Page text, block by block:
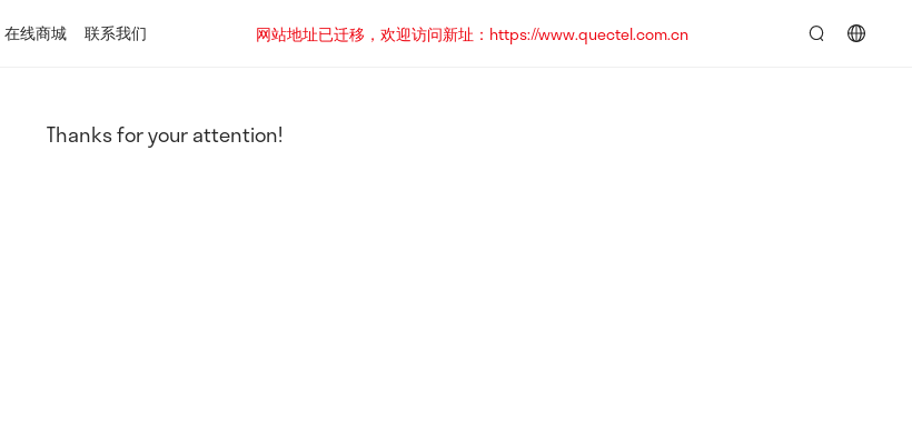
在线商城 联系我们
网站地址已迁移，欢迎访问新址：https://www.quectel.com.cn
Thanks for your attention!